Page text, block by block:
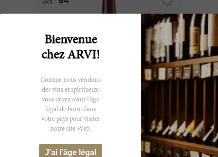
75cl
Les Ormes de Pez 2016
Bienvenue
chez ARVI!
Comme nous vendons
des vins et spiritueux,
vous devez avoir l'âge
légal de boire dans
votre pays pour visiter
notre site Web.
J'ai l'âge légal